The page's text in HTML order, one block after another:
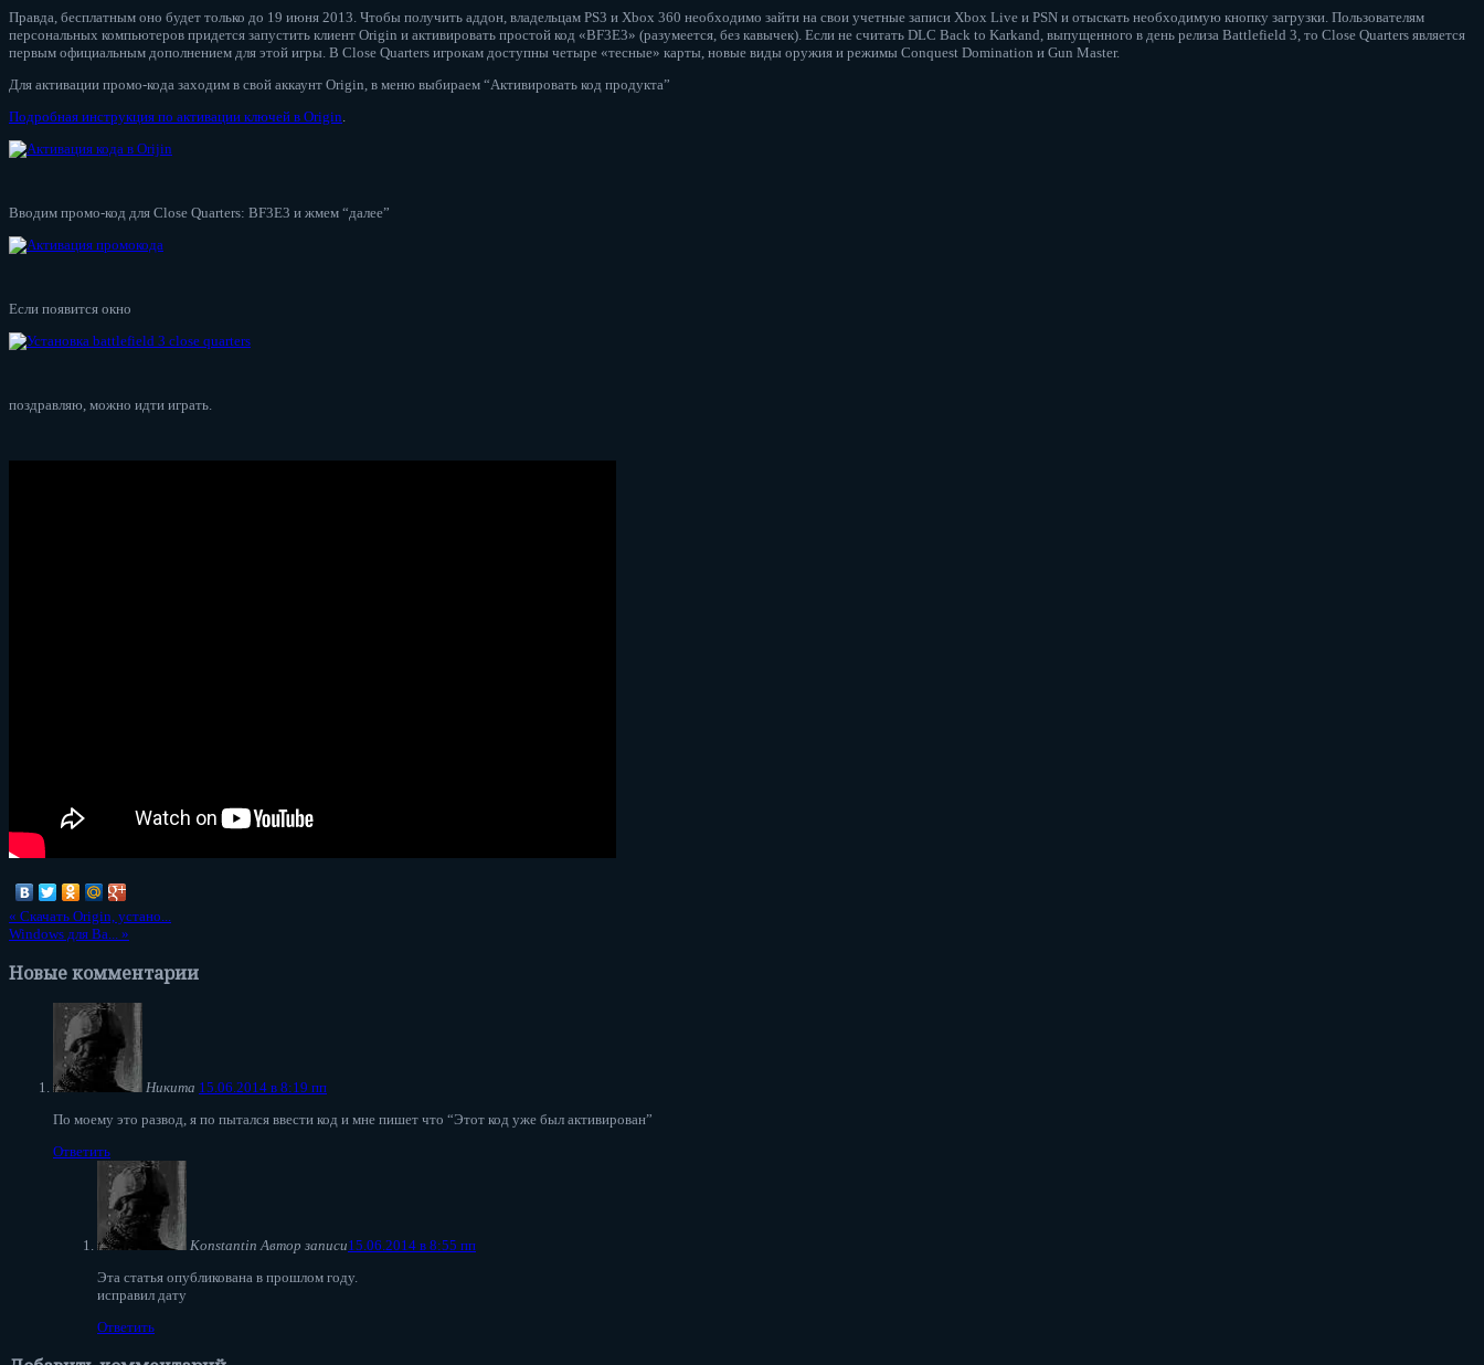
Правда, бесплатным оно будет только до 19 июня 2013. Чтобы получить аддон, владельцам PS3 и Xbox 360 необходимо зайти на свои учетные записи Xbox Live и PSN и отыскать необходимую кнопку загрузки. Пользователям
персональных компьютеров придется запустить клиент Origin и активировать простой код «BF3E3» (разумеется, без кавычек). Если не считать DLC Back to Karkand, выпущенного в день релиза Battlefield 3, то Close Quarters является
первым официальным дополнением для этой игры. В Close Quarters игрокам доступны четыре «тесные» карты, новые виды оружия и режимы Conquest Domination и Gun Master.
Для активации промо-кода заходим в свой аккаунт Origin, в меню выбираем “Активировать код продукта”
Подробная инструкция по активации ключей в Origin
Вводим промо-код для Close Quarters: BF3E3 и жмем “далее”
Если появится окно
поздравляю, можно идти играть.
« Скачать Origin, устано...
Windows для Ba... »
Новые комментарии
Никита 15.06.2014 в 8:19 пп
По моему это развод, я по пытался ввести код и мне пишет что “Этот код уже был активирован”
Ответить
Konstantin Автор записи15.06.2014 в 8:55 пп
Эта статья опубликована в прошлом году.
исправил дату
Ответить